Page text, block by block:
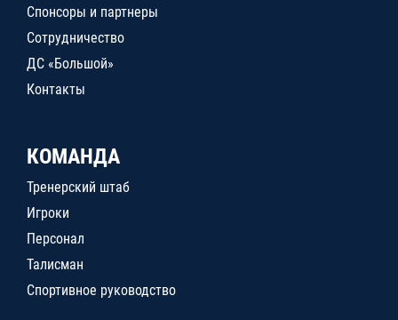
Спонсоры и партнеры
Сотрудничество
ДС «Большой»
Контакты
КОМАНДА
Тренерский штаб
Игроки
Персонал
Талисман
Спортивное руководство